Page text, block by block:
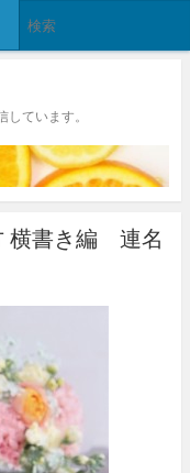
ています。
横書き編 連名